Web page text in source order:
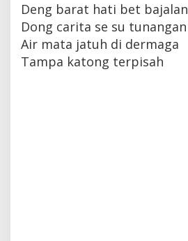
Deng barat hati bet bajalan
Dong carita se su tunangan
Air mata jatuh di dermaga
Tampa katong terpisah